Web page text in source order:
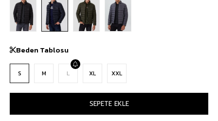
Beden Tablosu
S M L XL XXL